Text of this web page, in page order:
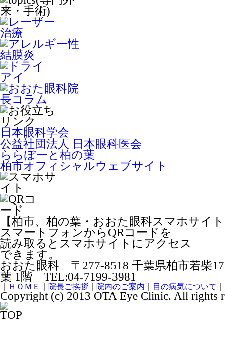
日本眼科学会
公益社団法人 日本眼科医会
ららぽーと柏の葉
柏市オフィシャルウェブサイト
【柏市、柏の葉・おおた眼科スマホサイ
スマートフォンからQRコードを
読み取るとスマホサイトにアクセス
できます。
おおた眼科 〒277-8518 千葉県柏市若柴
葉 1階 TEL:04-7199-3981
ＨＯＭＥ 院長ご挨拶 院内のご案内 目の病気について
Copyright (c) 2013 OTA Eye Clinic. All rights